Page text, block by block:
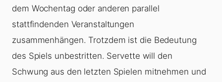
dem Wochentag oder anderen parallel
stattfindenden Veranstaltungen
zusammenhängen. Trotzdem ist die Bedeutung
des Spiels unbestritten. Servette will den
Schwung aus den letzten Spielen mitnehmen und